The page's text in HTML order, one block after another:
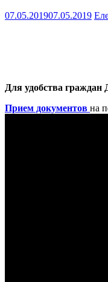
07.05.201907.05.2019
Для удобства
Прием документов на